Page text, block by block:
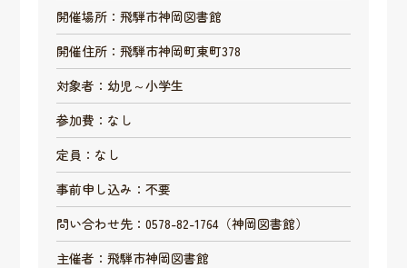
開催場所：飛騨市神岡図書館
開催住所：飛騨市神岡町東町378
対象者：幼児～小学生
参加費：なし
定員：なし
事前申し込み：不要
問い合わせ先：0578-82-1764（神岡図書館）
主催者：飛騨市神岡図書館